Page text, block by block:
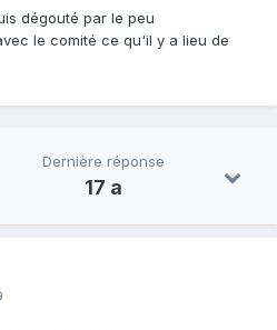
dégouté par le peu
le comité ce qu'il y a lieu de
Dernière réponse
17 a